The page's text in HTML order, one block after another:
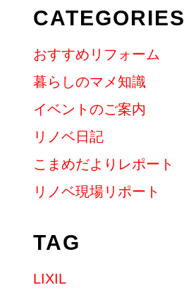
CATEGORIES
おすすめリフォーム
暮らしのマメ知識
イベントのご案内
リノベ日記
こまめだよりレポート
リノベ現場リポート
TAG
LIXIL